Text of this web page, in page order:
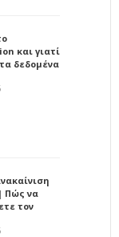
και γιατί
δεδομένα
Πώς να
τον